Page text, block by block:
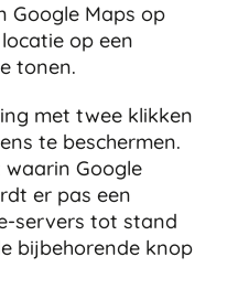
Google Maps op
op een
tonen.
met twee klikken
te beschermen.
Google
er pas een
servers tot stand
bijbehorende knop